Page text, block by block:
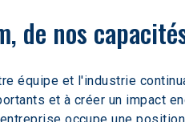
de nos
équipe et l'industrie
et à créer un impact